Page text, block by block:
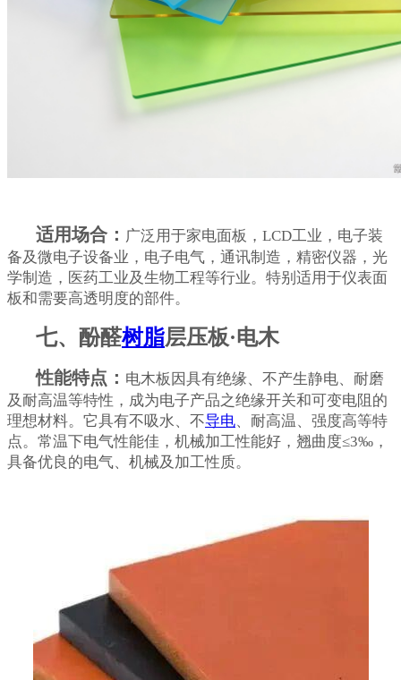
适用场合： 广泛用于家电面板，LCD工业，电子装
备及微电子设备业，电子电气，通讯制造，精密仪器，光
学制造，医药工业及生物工程等行业。特别适用于仪表面
板和需要高透明度的部件。
七、酚醛树脂层压板·电木
性能特点： 电木板因具有绝缘、不产生静电、耐磨
及耐高温等特性，成为电子产品之绝缘开关和可变电阻的
理想材料。它具有不吸水、不导电、耐高温、强度高等特
点。常温下电气性能佳，机械加工性能好，翘曲度≤3‰，
具备优良的电气、机械及加工性质。